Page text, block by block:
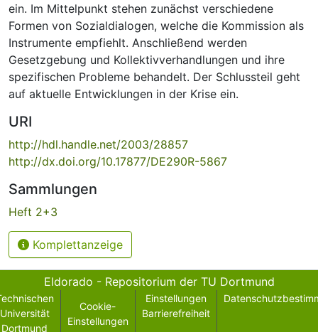
ein. Im Mittelpunkt stehen zunächst verschiedene
Formen von Sozialdialogen, welche die Kommission als
Instrumente empfiehlt. Anschließend werden
Gesetzgebung und Kollektivverhandlungen und ihre
spezifischen Probleme behandelt. Der Schlussteil geht
auf aktuelle Entwicklungen in der Krise ein.
URI
http://hdl.handle.net/2003/28857
http://dx.doi.org/10.17877/DE290R-5867
Sammlungen
Heft 2+3
Komplettanzeige
Eldorado - Repositorium der TU Dortmund
Universität
Dortmund
Cookie-
Einstellungen
Einstellungen
Barrierefreiheit